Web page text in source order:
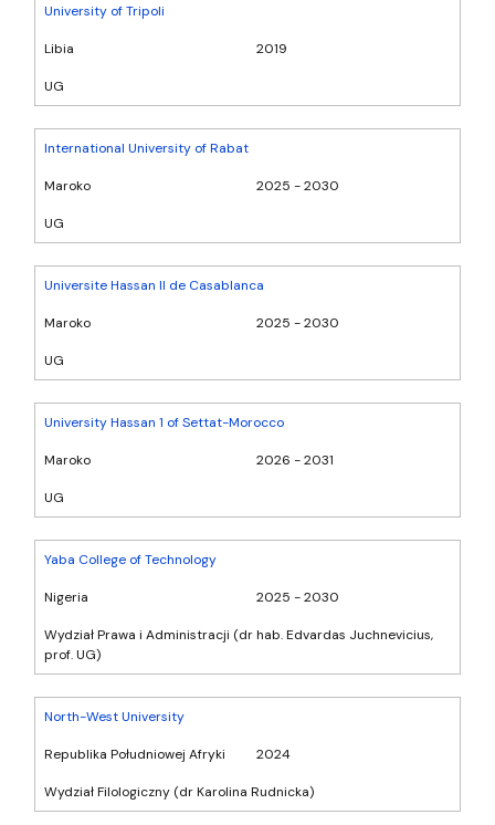
University of Tripoli
Libia 2019
UG
International University of Rabat
Maroko 2025 - 2030
UG
Universite Hassan II de Casablanca
Maroko 2025 - 2030
UG
University Hassan 1 of Settat-Morocco
Maroko 2026 - 2031
UG
Yaba College of Technology
Nigeria 2025 - 2030
Wydział Prawa i Administracji (dr hab. Edvardas Juchnevicius,
prof. UG)
North-West University
Republika Południowej Afryki 2024
Wydział Filologiczny (dr Karolina Rudnicka)